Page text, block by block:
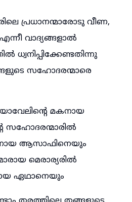
പ്രധാനന്മാരോടു വീണ,
വാദ്യങ്ങളാൽ
ധ്വനിപ്പിക്കേണ്ടതിന്നു
സഹോദരന്മാരെ
മകനായ
സഹോദരന്മാരിൽ
ആസാഫിനെയും
മെരാര്യരിൽ
ഏഥാനെയും